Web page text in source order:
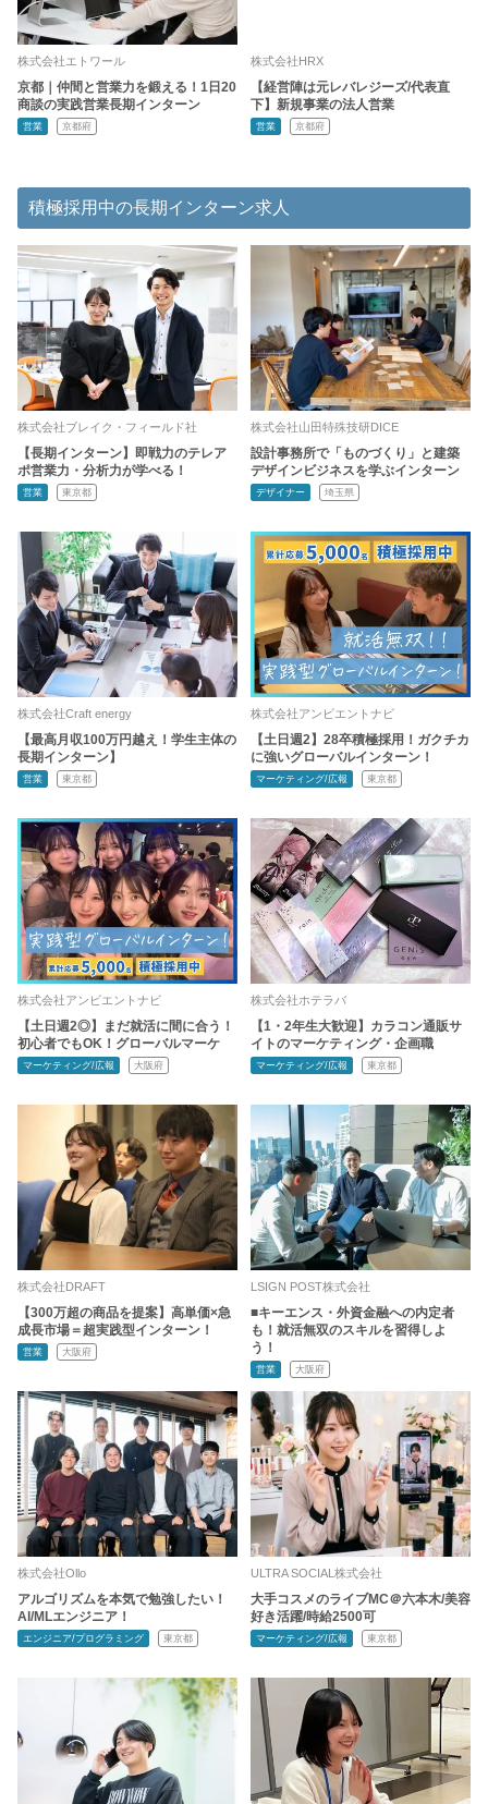
株式会社エトワール
京都｜仲間と営業力を鍛える！1日20
商談の実践営業長期インターン
営業 京都府
株式会社HRX
【経営陣は元レバレジーズ/代表直
下】新規事業の法人営業
営業 京都府
積極採用中の長期インターン求人
株式会社ブレイク・フィールド社
【長期インターン】即戦力のテレア
ポ営業力・分析力が学べる！
営業 東京都
株式会社山田特殊技研DICE
設計事務所で「ものづくり」と建築
デザインビジネスを学ぶインターン
デザイナー 埼玉県
株式会社Craft energy
【最高月収100万円越え！学生主体の
長期インターン】
営業 東京都
株式会社アンビエントナビ
【土日週2】28卒積極採用！ガクチカ
に強いグローバルインターン！
マーケティング/広報 東京都
株式会社アンビエントナビ
【土日週2◎】まだ就活に間に合う！
初心者でもOK！グローバルマーケ
マーケティング/広報 大阪府
株式会社ホテラバ
【1・2年生大歓迎】カラコン通販サ
イトのマーケティング・企画職
マーケティング/広報 東京都
株式会社DRAFT
【300万超の商品を提案】高単価×急
成長市場＝超実践型インターン！
営業 大阪府
LSIGN POST株式会社
■キーエンス・外資金融への内定者
も！就活無双のスキルを習得しよ
う！
営業 大阪府
株式会社Ollo
アルゴリズムを本気で勉強したい！
AI/MLエンジニア！
エンジニア/プログラミング 東京都
ULTRA SOCIAL株式会社
大手コスメのライブMC＠六本木/美容
好き活躍/時給2500可
マーケティング/広報 東京都